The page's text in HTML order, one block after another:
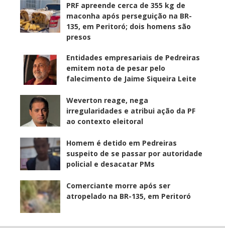
PRF apreende cerca de 355 kg de
maconha após perseguição na BR-
135, em Peritoró; dois homens são
presos
Entidades empresariais de Pedreiras
emitem nota de pesar pelo
falecimento de Jaime Siqueira Leite
Weverton reage, nega
irregularidades e atribui ação da PF
ao contexto eleitoral
Homem é detido em Pedreiras
suspeito de se passar por autoridade
policial e desacatar PMs
Comerciante morre após ser
atropelado na BR-135, em Peritoró